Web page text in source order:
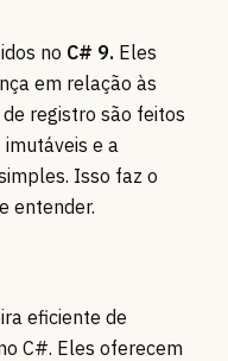
no C# 9. Eles
em relação às
registro são feitos
e a
Isso faz o
entender.
eficiente de
C#. Eles oferecem